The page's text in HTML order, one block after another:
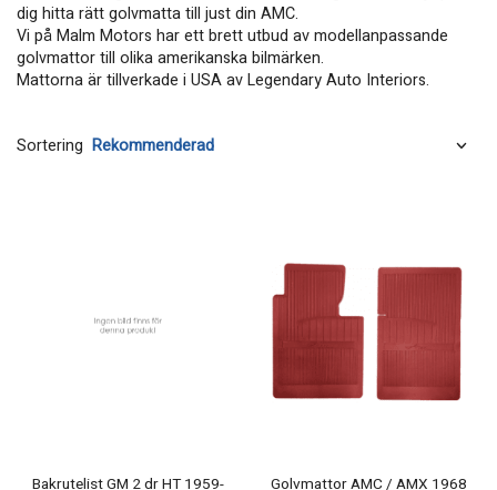
dig hitta rätt golvmatta till just din AMC.
Vi på Malm Motors har ett brett utbud av modellanpassande
golvmattor till olika amerikanska bilmärken.
Mattorna är tillverkade i USA av Legendary Auto Interiors.
Sortering
Bakrutelist GM 2 dr HT 1959-
Golvmattor AMC / AMX 1968